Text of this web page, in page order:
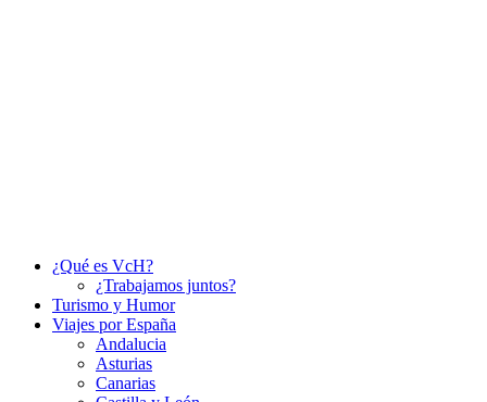
¿Qué es VcH?
¿Trabajamos juntos?
Turismo y Humor
Viajes por España
Andalucia
Asturias
Canarias